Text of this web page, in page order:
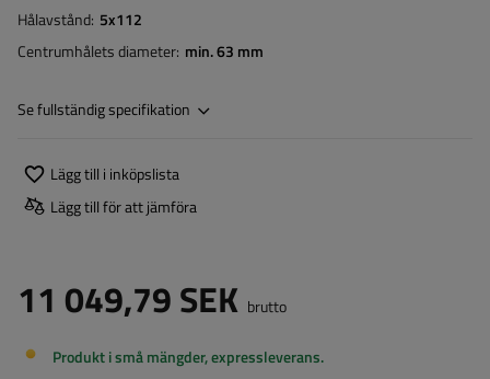
Hålavstånd 5x112
Centrumhålets diameter min. 63 mm
Se fullständig specifikation
Lägg till i inköpslista
Lägg till för att jämföra
11 049,79 SEK brutto
Produkt i små mängder, expressleverans